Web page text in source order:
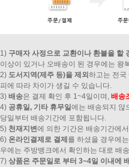
1) 구매자 사정으로 교환이나 환불을 할
이상이 있거나 오배송이 된 경우에는 왕
2) 도서지역(제주 등)을 제외 하고는 전국
피에 따라 차이가 생길 수 있습니다.
3) 배송은 결제 확인 후 1~4일이며, 배송
4) 공휴일, 기타 휴무일에는 배송되지 않
당일부터 배송기간에 포함됩니다.
5) 천재지변에 의한 기간은 배송기간에
6) 온라인결제로 결제 를 하셨을 경우에
우에는 주방뱅크에서 확인하는 대로 배
7) 상품은 주문일로 부터 3~4일 이내에